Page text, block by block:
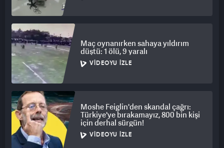
Maç oynanırken sahaya yıldırım
düştü: 1 ölü, 9 yaralı
VIDEOYU İZLE
Moshe Feiglin'den skandal çağrı:
Türkiye'ye bırakamayız, 800 bin kişi
için derhal sürgün!
VIDEOYU İZLE